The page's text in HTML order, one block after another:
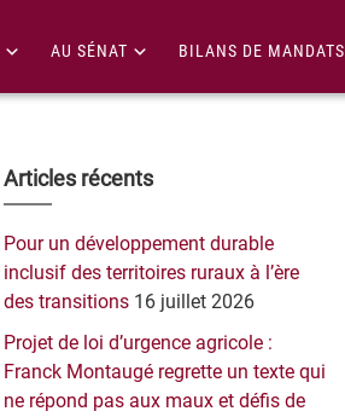
AU SÉNAT BILANS DE MANDATS
Barre
latérale
principale
Articles récents
Pour un développement durable
inclusif des territoires ruraux à l’ère
des transitions 16 juillet 2026
Projet de loi d’urgence agricole :
Franck Montaugé regrette un texte qui
ne répond pas aux maux et défis de